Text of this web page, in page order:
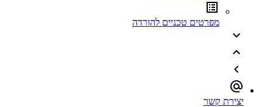
מפרטים טכניים להורדה
יצירת קשר